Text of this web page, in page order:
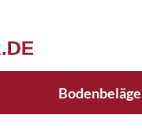
Bodenbeläge